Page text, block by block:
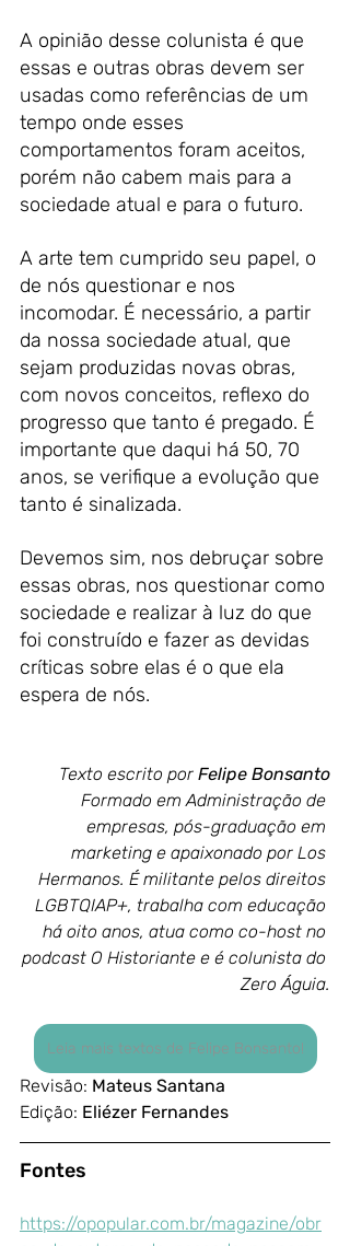
A opinião desse colunista é que
essas e outras obras devem ser
usadas como referências de um
tempo onde esses
comportamentos foram aceitos,
porém não cabem mais para a
sociedade atual e para o futuro.
A arte tem cumprido seu papel, o
de nós questionar e nos
incomodar. É necessário, a partir
da nossa sociedade atual, que
sejam produzidas novas obras,
com novos conceitos, reflexo do
progresso que tanto é pregado. É
importante que daqui há 50, 70
anos, se verifique a evolução que
tanto é sinalizada.
Devemos sim, nos debruçar sobre
essas obras, nos questionar como
sociedade e realizar à luz do que
foi construído e fazer as devidas
críticas sobre elas é o que ela
espera de nós.
Texto escrito por Felipe Bonsanto
Formado em Administração de
empresas, pós-graduação em
marketing e apaixonado por Los
Hermanos. É militante pelos direitos
LGBTQIAP+, trabalha com educação
há oito anos, atua como co-host no
podcast O Historiante e é colunista do
Zero Águia.
Leia mais textos de Felipe Bonsanto!
Revisão: Mateus Santana
Edição: Eliézer Fernandes
Fontes
https://opopular.com.br/magazine/obr